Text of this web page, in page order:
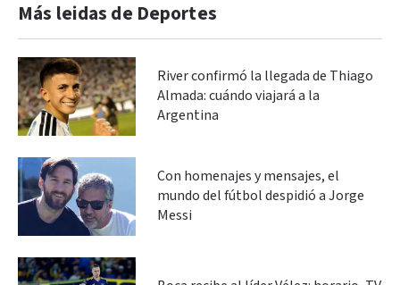
Más leidas de Deportes
River confirmó la llegada de Thiago
Almada: cuándo viajará a la
Argentina
Con homenajes y mensajes, el
mundo del fútbol despidió a Jorge
Messi